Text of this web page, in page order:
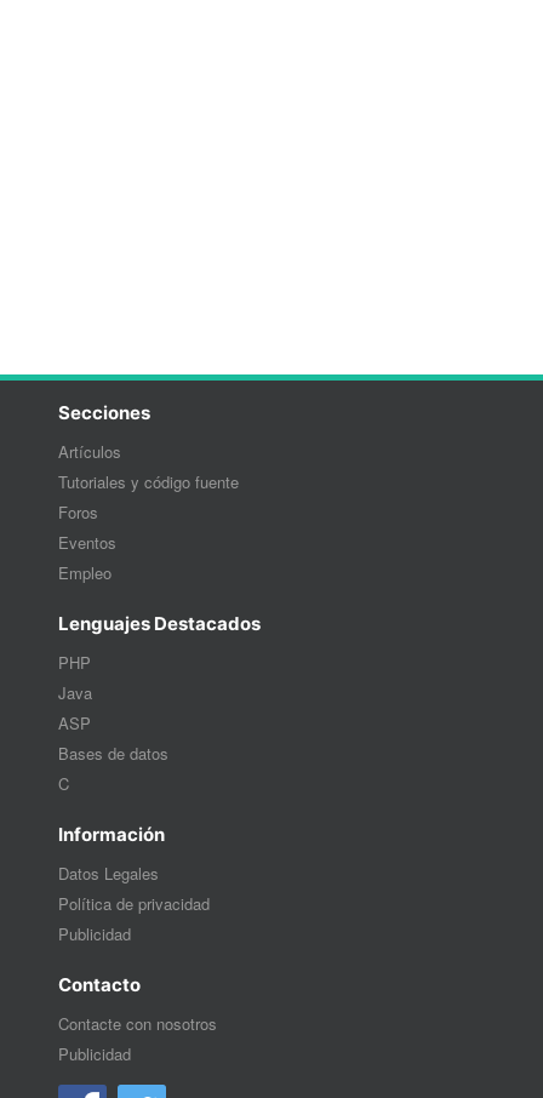
Secciones
Artículos
Tutoriales y código fuente
Foros
Eventos
Empleo
Lenguajes Destacados
PHP
Java
ASP
Bases de datos
C
Información
Datos Legales
Política de privacidad
Publicidad
Contacto
Contacte con nosotros
Publicidad